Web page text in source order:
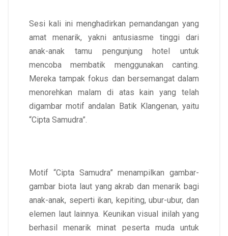
Sesi kali ini menghadirkan pemandangan yang
amat menarik, yakni antusiasme tinggi dari
anak-anak tamu pengunjung hotel untuk
mencoba membatik menggunakan canting.
Mereka tampak fokus dan bersemangat dalam
menorehkan malam di atas kain yang telah
digambar motif andalan Batik Klangenan, yaitu
“Cipta Samudra”.
Motif “Cipta Samudra” menampilkan gambar-
gambar biota laut yang akrab dan menarik bagi
anak-anak, seperti ikan, kepiting, ubur-ubur, dan
elemen laut lainnya. Keunikan visual inilah yang
berhasil menarik minat peserta muda untuk